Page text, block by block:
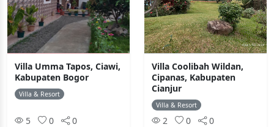
Villa Umma Tapos, Ciawi,
Kabupaten Bogor
Villa & Resort
5 0 0
Villa Coolibah Wildan,
Cipanas, Kabupaten
Cianjur
Villa & Resort
2 0 0